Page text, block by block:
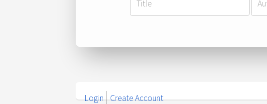
Login Create Account